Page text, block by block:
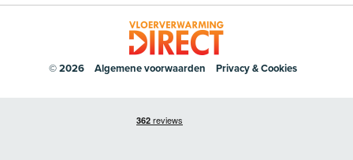
© 2026 Algemene voorwaarden Privacy & Cookies